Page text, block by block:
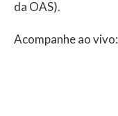
da OAS).
Acompanhe ao vivo: